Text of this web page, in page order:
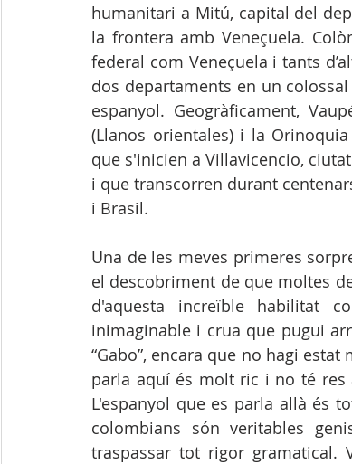
humanitari a Mitú, capital del
la frontera amb Veneçuela.
federal com Veneçuela i tants
dos departaments en un
espanyol. Geogràficament,
(Llanos orientales) i la
que s'inicien a Villavicencio,
i que transcorren durant
i Brasil.
Una de les meves primeres
el descobriment de que moltes
d'aquesta increïble habilitat
inimaginable i crua que pugui
“Gabo”, encara que no hagi
parla aquí és molt ric i no té res
L'espanyol que es parla allà és
colombians són veritables
traspassar tot rigor gramatical.